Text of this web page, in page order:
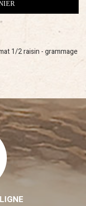
1/2 raisin - grammage